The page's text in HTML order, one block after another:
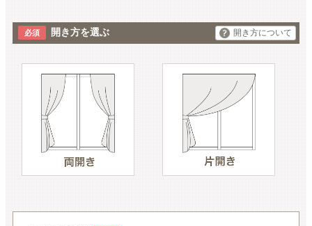
開き方を選ぶ 開き方について